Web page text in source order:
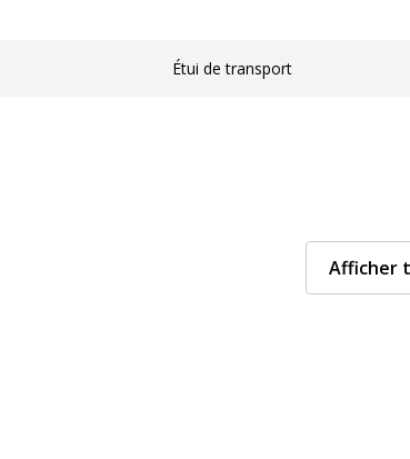
Étui de transport
Afficher